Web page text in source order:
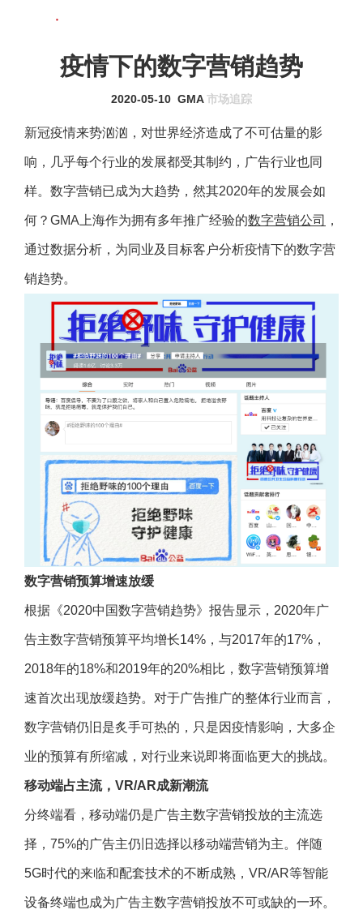
疫情下的数字营销趋势
2020-05-10 GMA 市场追踪
新冠疫情来势汹汹，对世界经济造成了不可估量的影
响，几乎每个行业的发展都受其制约，广告行业也同
样。数字营销已成为大趋势，然其2020年的发展会如
何？GMA上海作为拥有多年推广经验的数字营销公司 ，
通过数据分析，为同业及目标客户分析疫情下的数字营
销趋势。
数字营销预算增速放缓
根据《2020中国数字营销趋势》报告显示，2020年广
告主数字营销预算平均增长14%，与2017年的17%，
2018年的18%和2019年的20%相比，数字营销预算增
速首次出现放缓趋势。对于广告推广的整体行业而言，
数字营销仍旧是炙手可热的，只是因疫情影响，大多企
业的预算有所缩减，对行业来说即将面临更大的挑战。
移动端占主流，VR/AR成新潮流
分终端看，移动端仍是广告主数字营销投放的主流选
择，75%的广告主仍旧选择以移动端营销为主。伴随
5G时代的来临和配套技术的不断成熟，VR/AR等智能
设备终端也成为广告主数字营销投放不可或缺的一环。